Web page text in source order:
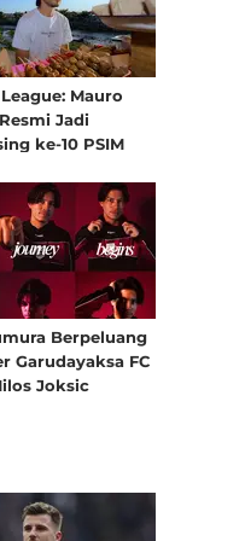
Mauro
Jadi
ke-10 PSIM
Berpeluang
Garudayaksa FC
Joksic